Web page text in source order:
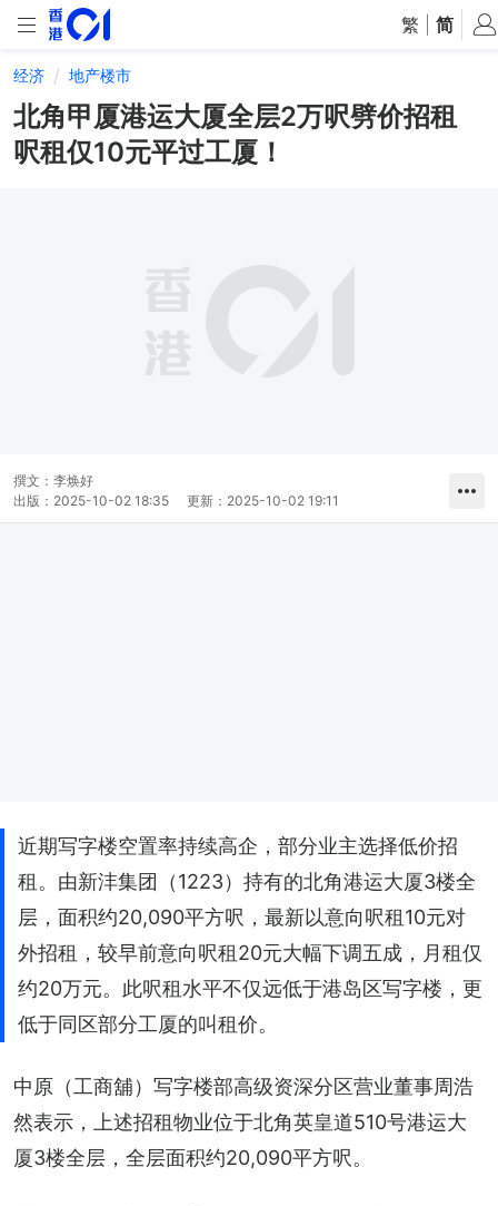
繁 简
经济 地产楼市
北角甲厦港运大厦全层2万呎劈价招租
呎租仅10元平过工厦！
撰文： 李焕好
出版： 2025-10-02 18:35 更新： 2025-10-02 19:11
近期写字楼空置率持续高企，部分业主选择低价招
租。由新沣集团（1223）持有的北角港运大厦3楼全
层，面积约20,090平方呎，最新以意向呎租10元对
外招租，较早前意向呎租20元大幅下调五成，月租仅
约20万元。此呎租水平不仅远低于港岛区写字楼，更
低于同区部分工厦的叫租价。
中原（工商舖）写字楼部高级资深分区营业董事周浩
然表示，上述招租物业位于北角英皇道510号港运大
厦3楼全层，全层面积约20,090平方呎。